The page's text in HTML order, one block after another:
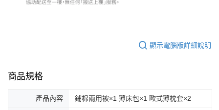
顯示電腦版詳細說明
商品規格
產品內容 鋪棉兩用被×1 薄床包×1 歐式薄枕套×2